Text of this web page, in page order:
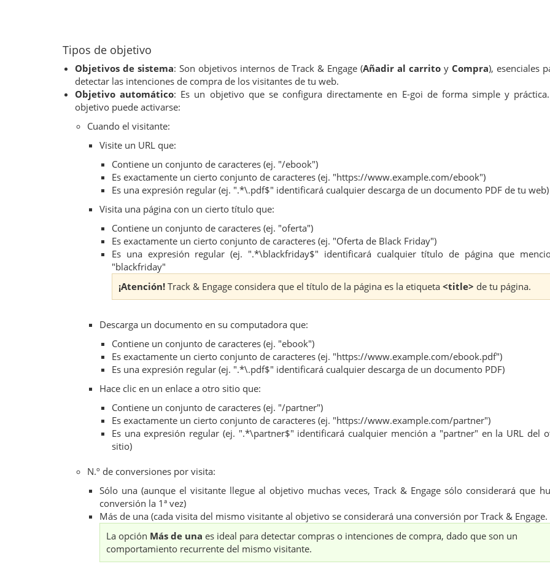
Tipos de objetivo
Objetivos de sistema: Son objetivos internos de Track & Engage (Añadir al carritoy Compra), esenciales
detectar las intenciones de compra de los visitantes de tu web.
Objetivo automático: Es un objetivo que se configura directamente en E-goi de forma simple y
objetivo puede activarse:
Cuando el visitante:
Visite un URL que:
Contiene un conjunto de caracteres (ej. "/ebook")
Es exactamente un cierto conjunto de caracteres (ej. "https://www.example.com/ebook")
Es una expresión regular (ej. ".*\.pdf$" identificará cualquier descarga de un documento PDF de tu web)
Visita una página con un cierto título que:
Contiene un conjunto de caracteres (ej. "oferta")
Es exactamente un cierto conjunto de caracteres (ej. "Oferta de Black Friday")
Es una expresión regular (ej. ".*\blackfriday$" identificará cualquier título de página que
"blackfriday"
¡Atención! Track & Engage considera que el título de la página es la etiqueta <title> de tu página.
Descarga un documento en su computadora que:
Contiene un conjunto de caracteres (ej. "ebook")
Es exactamente un cierto conjunto de caracteres (ej. "https://www.example.com/ebook.pdf")
Es una expresión regular (ej. ".*\.pdf$" identificará cualquier descarga de un documento PDF)
Hace clic en un enlace a otro sitio que:
Contiene un conjunto de caracteres (ej. "/partner")
Es exactamente un cierto conjunto de caracteres (ej. "https://www.example.com/partner")
Es una expresión regular (ej. ".*\partner$" identificará cualquier mención a "partner" en la URL del
sitio)
N.º de conversiones por visita:
Sólo una (aunque el visitante llegue al objetivo muchas veces, Track & Engage sólo considerará que
conversión la 1ª vez)
Más de una (cada visita del mismo visitante al objetivo se considerará una conversión por Track & Engage.
La opción Más de una es ideal para detectar compras o intenciones de compra, dado que son un
comportamiento recurrente del mismo visitante.